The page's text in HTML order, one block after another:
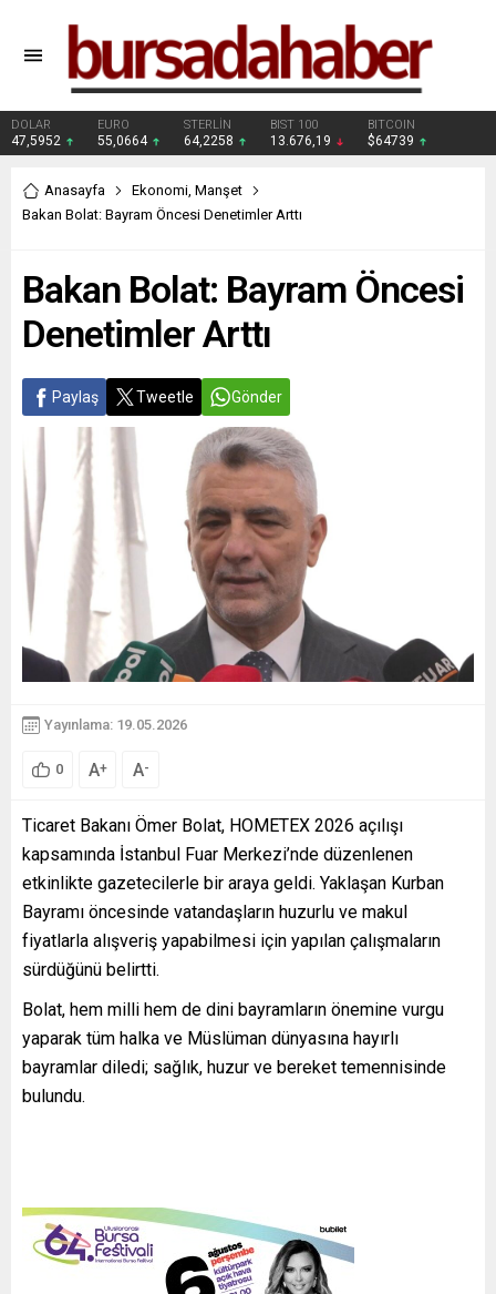
DOLAR
47,5952
EURO
55,0664
STERLİN
64,2258
BIST 100
13.676,19
BITCOIN
$64739
Anasayfa Ekonomi, Manşet
Bakan Bolat: Bayram Öncesi Denetimler Arttı
Bakan Bolat: Bayram Öncesi
Denetimler Arttı
Paylaş Tweetle Gönder
Yayınlama: 19.05.2026
0 A+ A-
Ticaret Bakanı Ömer Bolat, HOMETEX 2026 açılışı
kapsamında İstanbul Fuar Merkezi’nde düzenlenen
etkinlikte gazetecilerle bir araya geldi. Yaklaşan Kurban
Bayramı öncesinde vatandaşların huzurlu ve makul
fiyatlarla alışveriş yapabilmesi için yapılan çalışmaların
sürdüğünü belirtti.
Bolat, hem milli hem de dini bayramların önemine vurgu
yaparak tüm halka ve Müslüman dünyasına hayırlı
bayramlar diledi; sağlık, huzur ve bereket temennisinde
bulundu.